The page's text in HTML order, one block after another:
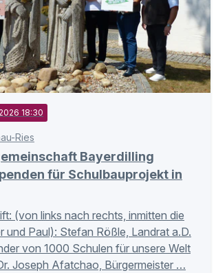
18:30
Ries
Bayerdilling
für Schulbauprojekt in
(von links nach rechts, inmitten die
und Paul): Stefan Rößle, Landrat a.D.
von 1000 Schulen für unsere Welt
Joseph Afatchao, Bürgermeister …